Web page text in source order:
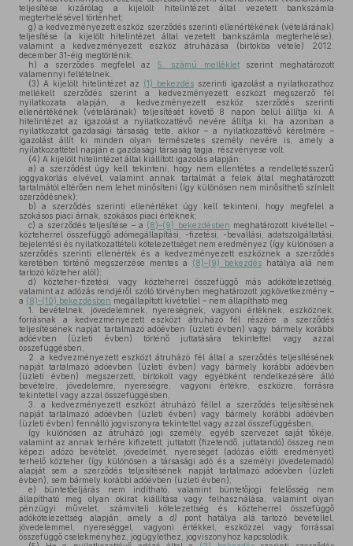
teljesítése kizárólag a kijelölt hitelintézet által vezetett bankszámla
megterhelésével történhet;
g) a kedvezményezett eszköz szerződés szerinti ellenértékének (vételárának)
teljesítése (a kijelölt hitelintézet által vezetett bankszámla megterhelése),
valamint a kedvezményezett eszköz átruházása (birtokba vétele) 2012.
december 31-éig megtörténik;
h) a szerződés megfelel az 5. számú mellékletszerint meghatározott
valamennyi feltételnek.
(3) A kijelölt hitelintézet az (1) bekezdés szerinti igazolást a nyilatkozathoz
mellékelt szerződés szerint a kedvezményezett eszközt megszerző fél
nyilatkozata alapján, a kedvezményezett eszköz szerződés szerinti
ellenértékének (vételárának) teljesítését követő 8 napon belül állítja ki. A
hitelintézet az igazolást a nyilatkozattévő nevére állítja ki, ha azonban a
nyilatkozatot gazdasági társaság tette, akkor – a nyilatkozattévő kérelmére –
igazolást állít ki minden olyan természetes személy nevére is, amely a
nyilatkozattétel napján e gazdasági társaság tagja, részvényese volt.
(4) A kijelölt hitelintézet által kiállított igazolás alapján:
a) a szerződést úgy kell tekinteni, hogy nem ellentétes a rendeltetésszerű
joggyakorlás elvével, valamint annak tartalmát a felek által meghatározott
tartalmától eltérően nem lehet minősíteni (így különösen nem minősíthető színlelt
szerződésnek);
b) a szerződés szerinti ellenértéket úgy kell tekinteni, hogy megfelel a
szokásos piaci árnak, szokásos piaci értéknek;
c) a szerződés teljesítése – a (8)–(9) bekezdésben meghatározott kivétellel –
közteherrel összefüggő adómegállapítási, -fizetési, -bevallási, adatszolgáltatási,
bejelentési és nyilatkozattételi kötelezettséget nem eredményez (így különösen a
szerződés szerinti ellenérték és a kedvezményezett eszköznek a szerződés
keretében történő megszerzése mentes a (8)–(9) bekezdés hatálya alá nem
tartozó közteher alól);
d) közteher-fizetési, vagy közteherrel összefüggő más adókötelezettség,
valamint az adózás rendjéről szóló törvényben meghatározott jogkövetkezmény –
a (8)–(10) bekezdésben megállapított kivétellel – nem állapítható meg
1. bevételnek, jövedelemnek, nyereségnek, vagyoni értéknek, eszköznek,
forrásnak a kedvezményezett eszközt átruházó fél részére a szerződés
teljesítésének napját tartalmazó adóévben (üzleti évben) vagy bármely korábbi
adóévben (üzleti évben) történő juttatására tekintettel vagy azzal
összefüggésben,
2. a kedvezményezett eszközt átruházó fél által a szerződés teljesítésének
napját tartalmazó adóévben (üzleti évben) vagy bármely korábbi adóévben
(üzleti évben) megszerzett, birtokolt vagy egyébként rendelkezésére álló
bevételre, jövedelemre, nyereségre, vagyoni értékre, eszközre, forrásra
tekintettel vagy azzal összefüggésben,
3. a kedvezményezett eszközt átruházó féllel a szerződés teljesítésének
napját tartalmazó adóévben (üzleti évben) vagy bármely korábbi adóévben
(üzleti évben) fennálló jogviszonyra tekintettel vagy azzal összefüggésben,
így különösen az átruházó jogi személy, egyéb szervezet saját tőkéje,
valamint az annak terhére kifizetett, juttatott (fizetendő, juttatandó) összeg nem
képezi adózó bevételét, jövedelmét, nyereségét (adózás előtti eredményét)
terhelő közteher (így különösen a társasági adó és a személyi jövedelemadó)
alapját sem a szerződés teljesítésének napját tartalmazó adóévben (üzleti
évben), sem bármely korábbi adóévben (üzleti évben);
e) büntetőeljárás nem indítható, valamint büntetőjogi felelősség nem
állapítható meg olyan okirat kiállítása vagy felhasználása, valamint olyan
pénzügyi művelet, számviteli kötelezettség és közteherrel összefüggő
adókötelezettség alapján, amely ad)
pont hatálya alá tartozó bevétellel,
jövedelemmel, nyereséggel, vagyoni értékkel, eszközzel vagy forrással
összefüggő cselekményhez, jogügylethez, jogviszonyhoz kapcsolódik.